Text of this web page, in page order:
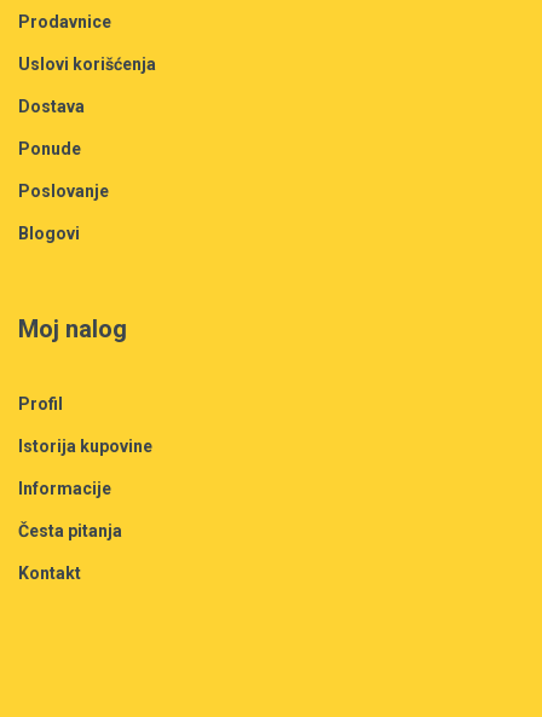
Prodavnice
Uslovi korišćenja
Dostava
Ponude
Poslovanje
Blogovi
Moj nalog
Profil
Istorija kupovine
Informacije
Česta pitanja
Kontakt